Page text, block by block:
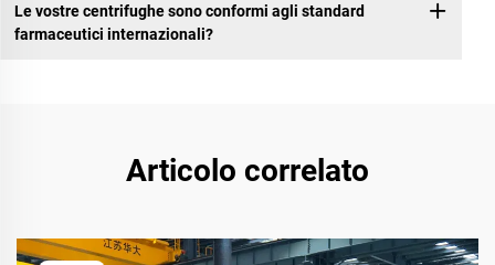
Le vostre centrifughe sono conformi agli standard
farmaceutici internazionali?
Articolo correlato